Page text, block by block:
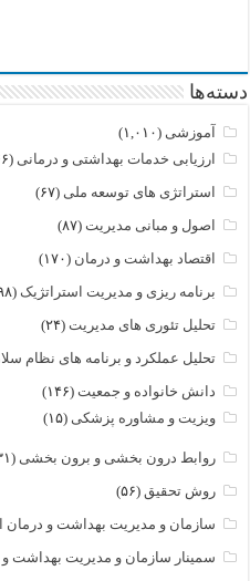
دسته‌ها
آموزشی (۱,۰۱۰)
ارزیابی خدمات بهداشتی و درمانی (۱۶۶)
استراتژی های توسعه ملی (۶۷)
اصول و مبانی مدیریت (۸۷)
اقتصاد بهداشت و درمان (۱۷۰)
برنامه ریزی و مدیریت استراتژیک (۹۸)
تحلیل تئوری های مدیریت (۲۴)
تحلیل عملکرد و برنامه های نظام
دانش خانواده و جمعیت (۱۴۶)
ویزیت و مشاوره پزشکی (۱۵)
روابط درون بخشی و برون بخشی (۳۱)
روش تحقیق (۵۶)
سازمان و مدیریت بهداشت و درمان
سمینار سازمان و مدیریت بهداشت و